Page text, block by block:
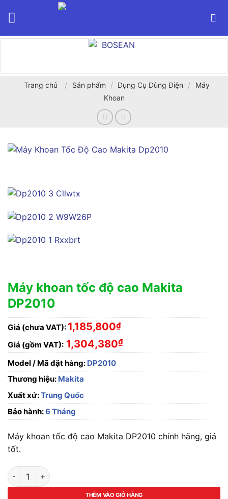
Trang chủ / Sản phẩm / Dụng Cụ Dùng Điện /
Máy
Khoan
Máy khoan tốc độ cao Makita
DP2010
Giá (chưa VAT): 1,185,800₫
Giá (gồm VAT): 1,304,380₫
Model / Mã đặt hàng: DP2010
Thương hiệu: Makita
Xuất xứ:Trung Quốc
Bảo hành:6 Tháng
Máy khoan tốc độ cao Makita DP2010 chính hãng, giá
tốt.
Máy khoan tốc độ cao Makita DP2010 số lượng
THÊM VÀO GIỎ HÀNG